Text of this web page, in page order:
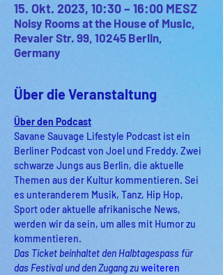
15. Okt. 2023, 10:30 – 16:00 MESZ
Noisy Rooms at the House of Music,
Revaler Str. 99, 10245 Berlin,
Germany
Über die Veranstaltung
Über den Podcast
Savane Sauvage Lifestyle Podcast ist ein
Berliner Podcast von Joel und Freddy. Zwei
schwarze Jungs aus Berlin, die aktuelle
Themen aus der Kultur kommentieren. Sei
es unteranderem Musik, Tanz, Hip Hop,
Sport oder aktuelle afrikanische News,
werden wir da sein, um alles mit Humor zu
kommentieren.
Das Ticket beinhaltet den Halbtagespass für
das Festival und den Zugang zu weiteren